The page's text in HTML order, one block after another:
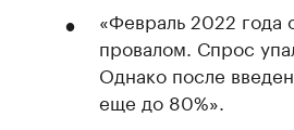
«Февраль 2022 года
провалом. Спрос
Однако после
еще до 80%».